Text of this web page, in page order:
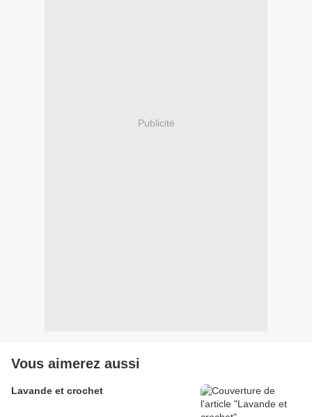
Publicité
Vous aimerez aussi
Lavande et crochet